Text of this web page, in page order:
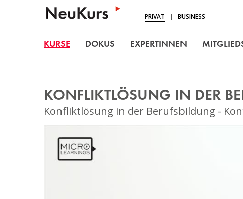
MITGLIEDSCHAFT
NEUKURS - Einfach Lernen
PRIVAT | BUSINESS
KURSE DOKUS EXPERTINNEN
KONFLIKTLÖSUNG IN DER
Konfliktlösung in der Berufsbildung -